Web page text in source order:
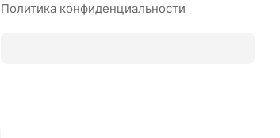
Политика конфиденциальности